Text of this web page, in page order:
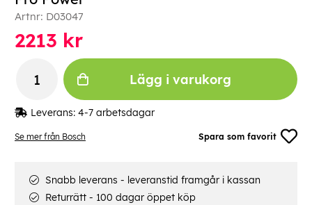
Se mer från Bosch Spara som favorit
Artnr: D03047
2213 kr
Lägg i varukorg
Leverans: 4-7 arbetsdagar
Snabb leverans - leveranstid framgår i kassan
Returrätt - 100 dagar öppet köp